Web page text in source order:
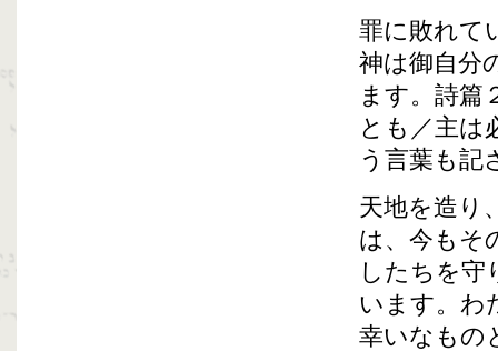
罪に敗れて
神は御自分
ます。詩篇
とも／主は
う言葉も記
天地を造り
は、今もそ
したちを守
います。わ
幸いなもの